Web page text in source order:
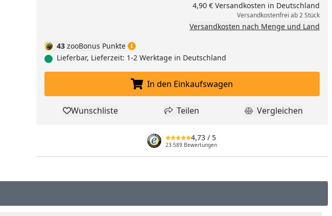
4,90 € Versandkosten in Deutschland
Versandkostenfrei ab 2 Stück
Versandkosten nach Menge und Land
43 zooBonus Punkte
Lieferbar, Lieferzeit: 1-2 Werktage in Deutschland
In den Einkaufswagen legen
In den Einkaufswagen
Produkt zur Wunschliste hinzufügen
Wunschliste Teilen
Teilen Produkt
Vergleichen
4,73 / 5
23.589 Bewertungen